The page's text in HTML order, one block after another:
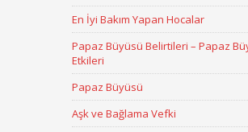
En İyi Bakım Yapan Hocalar
Papaz Büyüsü Belirtileri – Papaz
Etkileri
Papaz Büyüsü
Aşk ve Bağlama Vefki